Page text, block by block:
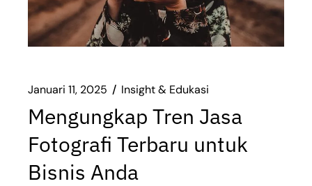
Januari 11, 2025 Insight & Edukasi
Mengungkap Tren Jasa
Fotografi Terbaru untuk
Bisnis Anda